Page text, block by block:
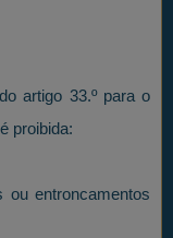
artigo 33.º para o
proibida:
entroncamentos